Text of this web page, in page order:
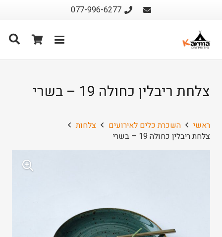
077-996-6277
צלחת ריבלין כחולה 19 – בשרי
ראשי השכרת כלים לאירועים
צלחות
צלחת ריבלין כחולה 19 – בשרי